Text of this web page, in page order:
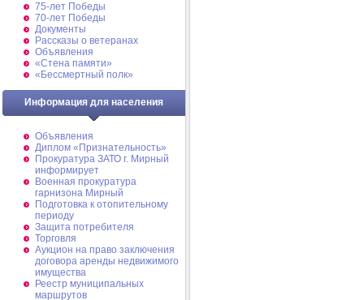
75-лет Победы
70-лет Победы
Документы
Рассказы о ветеранах
Объявления
«Стена памяти»
«Бессмертный полк»
Информация для населения
Объявления
Диплом «Признательность»
Прокуратура ЗАТО г. Мирный
информирует
Военная прокуратура
гарнизона Мирный
Подготовка к отопительному
периоду
Защита потребителя
Торговля
Аукцион на право заключения
договора аренды недвижимого
имущества
Реестр муниципальных
маршрутов